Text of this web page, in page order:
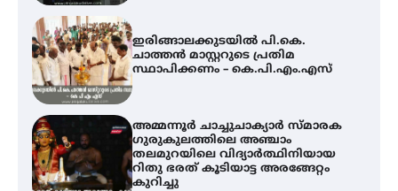
ഇരിങ്ങാലക്കുടയിൽ പി.കെ.
ചാത്തൻ മാസ്റ്ററുടെ പ്രതിമ
സ്ഥാപിക്കണം – കെ.പി.എം.എസ്
അമ്മന്നൂർ ചാച്ചുചാക്യാർ സ്മാരക
ഗുരുകുലത്തിലെ അഞ്ചാം
തലമുറയിലെ വിദ്യാർത്ഥിനിയായ
റിതു ഭരത് കൂടിയാട്ട അരങ്ങേറ്റം
കുറിച്ചു